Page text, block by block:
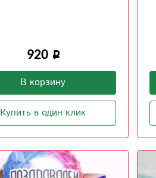
920
В корзину
Купить в один клик